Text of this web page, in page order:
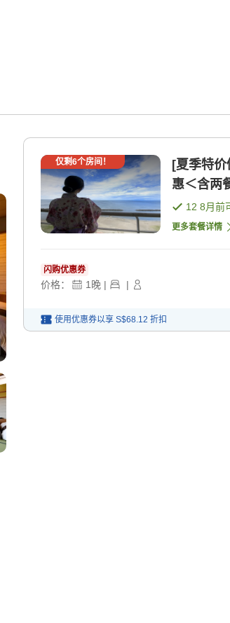
仅剩6个房间！
[夏季特
惠＜含两
12 8月前
更多套餐详情
闪购优惠券
价格： 1 晚 | |
使用优惠券以享 S$68.12 折扣